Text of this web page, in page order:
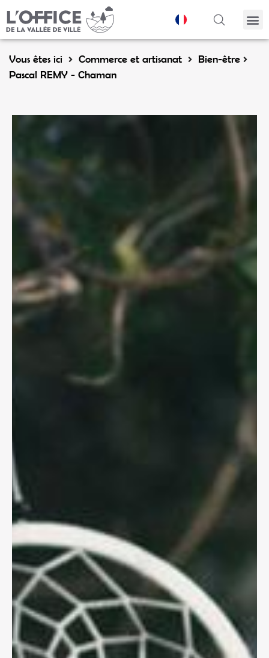
Vous êtes ici Commerce et artisanat
Bien-être
Pascal REMY - Chaman
Panneau de gestion des cookies